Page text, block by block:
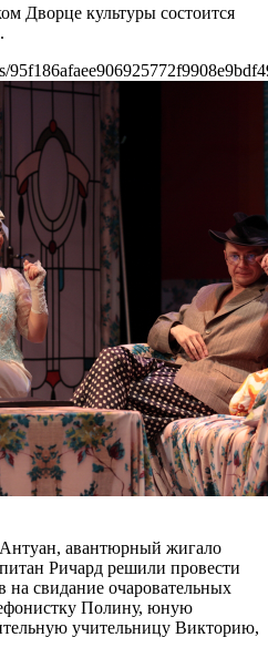
Дворце культуры состоится
авантюрный жигало
Ричард решили провести
на свидание очаровательных
Полину, юную
учительницу Викторию,